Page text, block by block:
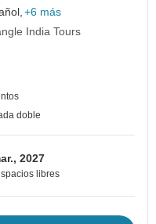
+6 más
India Tours
doble
2027
libres